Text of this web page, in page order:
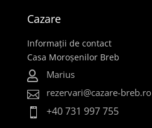
Cazare
Informații de contact
Casa Moroșenilor Breb

Marius

rezervari@cazare-breb.ro

+40 731 997 755